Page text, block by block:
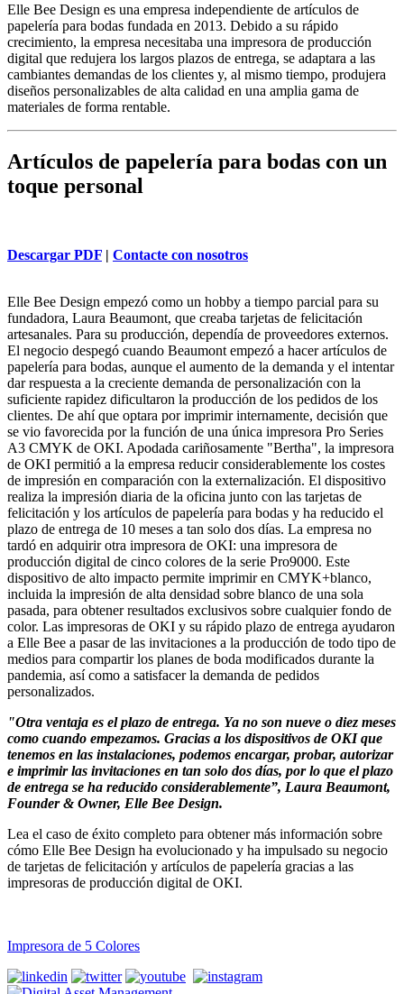
Elle Bee Design es una empresa independiente de artículos de
papelería para bodas fundada en 2013. Debido a su rápido
crecimiento, la empresa necesitaba una impresora de producción
digital que redujera los largos plazos de entrega, se adaptara a las
cambiantes demandas de los clientes y, al mismo tiempo, produjera
diseños personalizables de alta calidad en una amplia gama de
materiales de forma rentable.
Artículos de papelería para bodas con un
toque personal
Descargar PDF | Contacte con nosotros
Elle Bee Design empezó como un hobby a tiempo parcial para su
fundadora, Laura Beaumont, que creaba tarjetas de felicitación
artesanales. Para su producción, dependía de proveedores externos.
El negocio despegó cuando Beaumont empezó a hacer artículos de
papelería para bodas, aunque el aumento de la demanda y el intentar
dar respuesta a la creciente demanda de personalización con la
suficiente rapidez dificultaron la producción de los pedidos de los
clientes. De ahí que optara por imprimir internamente, decisión que
se vio favorecida por la función de una única impresora Pro Series
A3 CMYK de OKI. Apodada cariñosamente "Bertha", la impresora
de OKI permitió a la empresa reducir considerablemente los costes
de impresión en comparación con la externalización. El dispositivo
realiza la impresión diaria de la oficina junto con las tarjetas de
felicitación y los artículos de papelería para bodas y ha reducido el
plazo de entrega de 10 meses a tan solo dos días. La empresa no
tardó en adquirir otra impresora de OKI: una impresora de
producción digital de cinco colores de la serie Pro9000. Este
dispositivo de alto impacto permite imprimir en CMYK+blanco,
incluida la impresión de alta densidad sobre blanco de una sola
pasada, para obtener resultados exclusivos sobre cualquier fondo de
color. Las impresoras de OKI y su rápido plazo de entrega ayudaron
a Elle Bee a pasar de las invitaciones a la producción de todo tipo de
medios para compartir los planes de boda modificados durante la
pandemia, así como a satisfacer la demanda de pedidos
personalizados.
"Otra ventaja es el plazo de entrega. Ya no son nueve o diez meses
como cuando empezamos. Gracias a los dispositivos de OKI que
tenemos en las instalaciones, podemos encargar, probar, autorizar
e imprimir las invitaciones en tan solo dos días, por lo que el plazo
de entrega se ha reducido considerablemente”, Laura Beaumont,
Founder & Owner, Elle Bee Design.
Lea el caso de éxito completo para obtener más información sobre
cómo Elle Bee Design ha evolucionado y ha impulsado su negocio
de tarjetas de felicitación y artículos de papelería gracias a las
impresoras de producción digital de OKI.
Impresora de 5 Colores